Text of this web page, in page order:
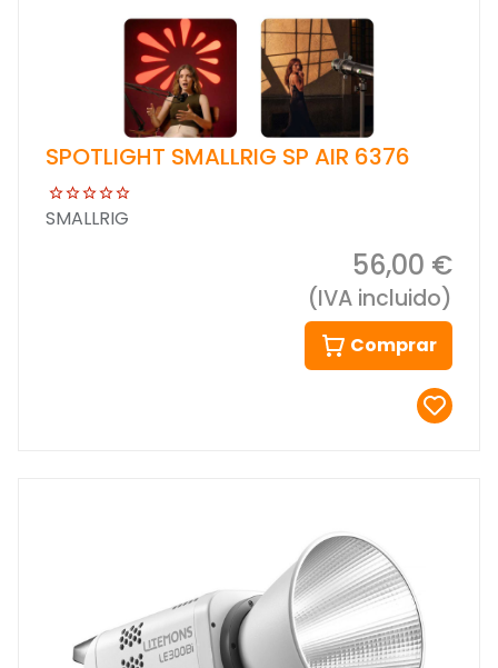
SPOTLIGHT SMALLRIG SP AIR 6376
SMALLRIG
56,00 €
(IVA incluido)
Comprar